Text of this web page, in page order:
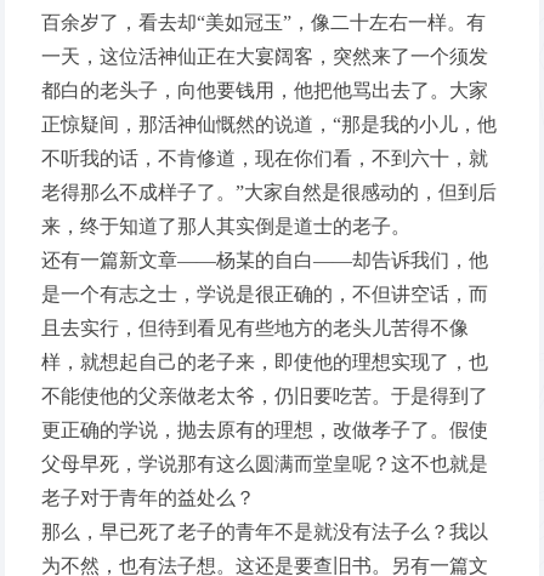
百余岁了，看去却“美如冠玉”，像二十左右一样。有
一天，这位活神仙正在大宴阔客，突然来了一个须发
都白的老头子，向他要钱用，他把他骂出去了。大家
正惊疑间，那活神仙慨然的说道，“那是我的小儿，他
不听我的话，不肯修道，现在你们看，不到六十，就
老得那么不成样子了。”大家自然是很感动的，但到后
来，终于知道了那人其实倒是道士的老子。
还有一篇新文章——杨某的自白——却告诉我们，他
是一个有志之士，学说是很正确的，不但讲空话，而
且去实行，但待到看见有些地方的老头儿苦得不像
样，就想起自己的老子来，即使他的理想实现了，也
不能使他的父亲做老太爷，仍旧要吃苦。于是得到了
更正确的学说，抛去原有的理想，改做孝子了。假使
父母早死，学说那有这么圆满而堂皇呢？这不也就是
老子对于青年的益处么？
那么，早已死了老子的青年不是就没有法子么？我以
为不然，也有法子想。这还是要查旧书。另有一篇文